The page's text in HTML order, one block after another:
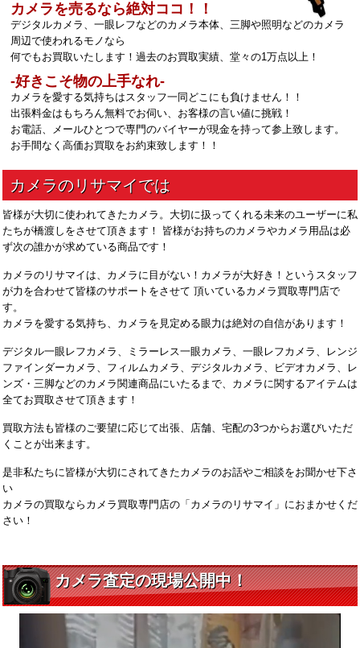
カメラを売るなら絶対ココ！！
デジタルカメラ、一眼レフなどのカメラ本体、三脚や照明などのカメラ
周辺で使われるモノなら
何でもお買取いたします！過去のお買取実績、堂々の1万点以上！
‐好きこそ物の上手なれ‐
カメラを愛する気持ちはスタッフ一同どこにも負けません！！
出張料金はもちろん無料でお伺い、お客様の言い値に挑戦！
お電話、メールひとつで専門のバイヤーが現金を持って参上致します。
お手間なく高価お買取をお約束致します！！
皆様が大切に使われてきたカメラ。大切に扱ってくれる未来のユーザーに私
たちが橋渡しをさせて頂きます！ 皆様がお持ちのカメラやカメラ用品は必
ず次の誰かが求めている商品です！
カメラのリサマイは、カメラに目がない！カメラが大好き！というスタッフ
が力を合わせて皆様のサポートをさせて 頂いているカメラ買取専門店で
す。
カメラを愛する気持ち、カメラを見定める眼力は絶対の自信があります！
デジタル一眼レフカメラ、ミラーレス一眼カメラ、一眼レフカメラ、レンジ
ファインダーカメラ、フィルムカメラ、デジタルカメラ、ビデオカメラ、レ
ンズ・三脚などのカメラ関連商品にいたるまで、カメラに関するアイテムは
全てお買取させて頂きます！
買取方法も皆様のご要望に応じて出張、店舗、宅配の3つからお選びいただ
くことが出来ます。
是非私たちに皆様が大切にされてきたカメラのお話やご相談をお聞かせ下さ
い
カメラの買取ならカメラ買取専門店の「カメラのリサマイ」におまかせくだ
さい！
カメラ査定の現場公開中！